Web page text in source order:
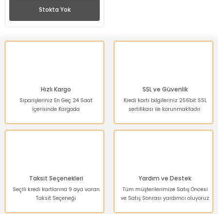
Stokta Yok
Hızlı Kargo
Siparişleriniz En Geç 24 Saat
İçerisinde Kargoda
SSL ve Güvenlik
Kredi kartı bilgileriniz 256bit SSL
sertifikası ile korunmaktadır.
Taksit Seçenekleri
Seçili kredi kartlarına 9 aya varan
Taksit Seçeneği
Yardım ve Destek
Tüm müşterilerimize Satış Öncesi
ve Satış Sonrası yardımcı oluyoruz